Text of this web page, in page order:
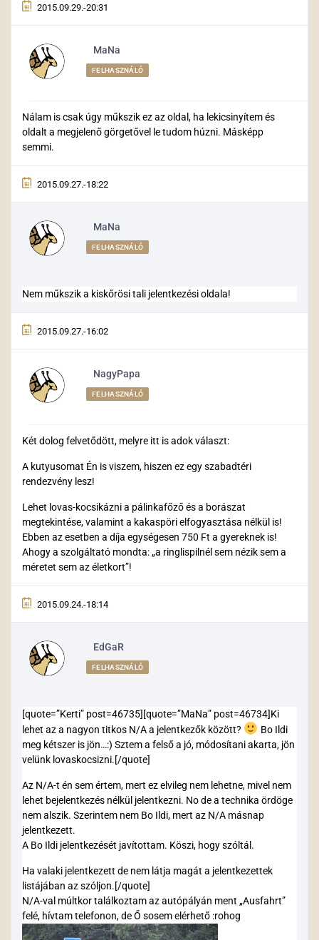
2015.09.29.-20:31
MaNa
FELHASZNÁLÓ
Nálam is csak úgy műkszik ez az oldal, ha lekicsinyítem és
oldalt a megjelenő görgetővel le tudom húzni. Másképp
semmi.
2015.09.27.-18:22
MaNa
FELHASZNÁLÓ
Nem műkszik a kiskőrösi tali jelentkezési oldala!
2015.09.27.-16:02
NagyPapa
FELHASZNÁLÓ
Két dolog felvetődött, melyre itt is adok választ:
A kutyusomat Én is viszem, hiszen ez egy szabadtéri
rendezvény lesz!
Lehet lovas-kocsikázni a pálinkafőző és a borászat
megtekintése, valamint a kakaspöri elfogyasztása nélkül is!
Ebben az esetben a díja egységesen 750 Ft a gyereknek is!
Ahogy a szolgáltató mondta: „a ringlispilnél sem nézik sem a
méretet sem az életkort”!
2015.09.24.-18:14
EdGaR
FELHASZNÁLÓ
[quote=”Kerti” post=46735][quote=”MaNa” post=46734]Ki
lehet az a nagyon titkos N/A a jelentkezők között?
Bo Ildi
meg kétszer is jön…:) Sztem a felső a jó, módosítani akarta, jön
velünk lovaskocsizni.[/quote]
Az N/A-t én sem értem, mert ez elvileg nem lehetne, mivel nem
lehet bejelentkezés nélkül jelentkezni. No de a technika ördöge
nem alszik. Szerintem nem Bo Ildi, mert az N/A másnap
jelentkezett.
A Bo Ildi jelentkezését javítottam. Köszi, hogy szóltál.
Ha valaki jelentkezett de nem látja magát a jelentkezettek
listájában az szóljon.[/quote]
N/A-val múltkor találkoztam az autópályán ment „Ausfahrt”
felé, hívtam telefonon, de Ő sosem elérhető :rohog